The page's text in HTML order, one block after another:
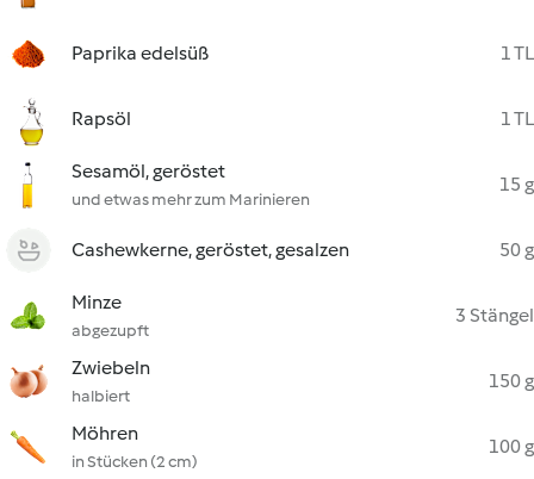
Paprika edelsüß 1 TL
Rapsöl 1 TL
Sesamöl, geröstet
und etwas mehr zum Marinieren
15 g
Cashewkerne, geröstet, gesalzen 50 g
Minze
abgezupft
3 Stängel
Zwiebeln
halbiert
150 g
Möhren
in Stücken (2 cm)
100 g